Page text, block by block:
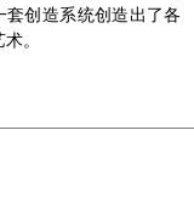
创造系统创造出了各
。